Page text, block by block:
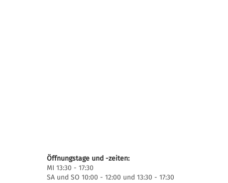
Öffnungstage und -zeiten:
MI 13:30 - 17:30
SA und SO 10:00 - 12:00 und 13:30 - 17:30